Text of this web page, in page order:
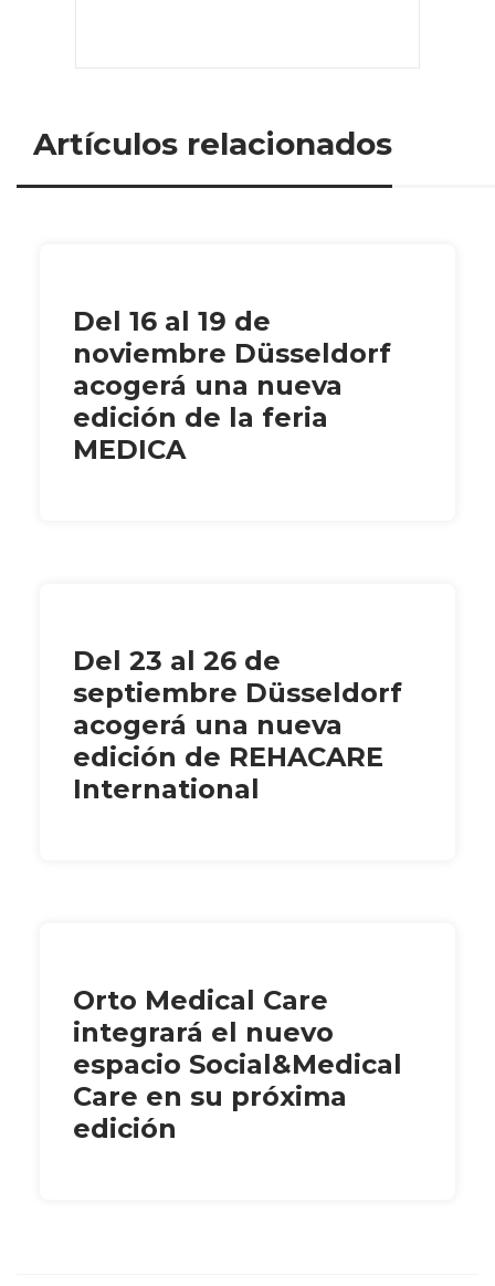
Artículos relacionados
Del 16 al 19 de
noviembre Düsseldorf
acogerá una nueva
edición de la feria
MEDICA
Del 23 al 26 de
septiembre Düsseldorf
acogerá una nueva
edición de REHACARE
International
Orto Medical Care
integrará el nuevo
espacio Social&Medical
Care en su próxima
edición